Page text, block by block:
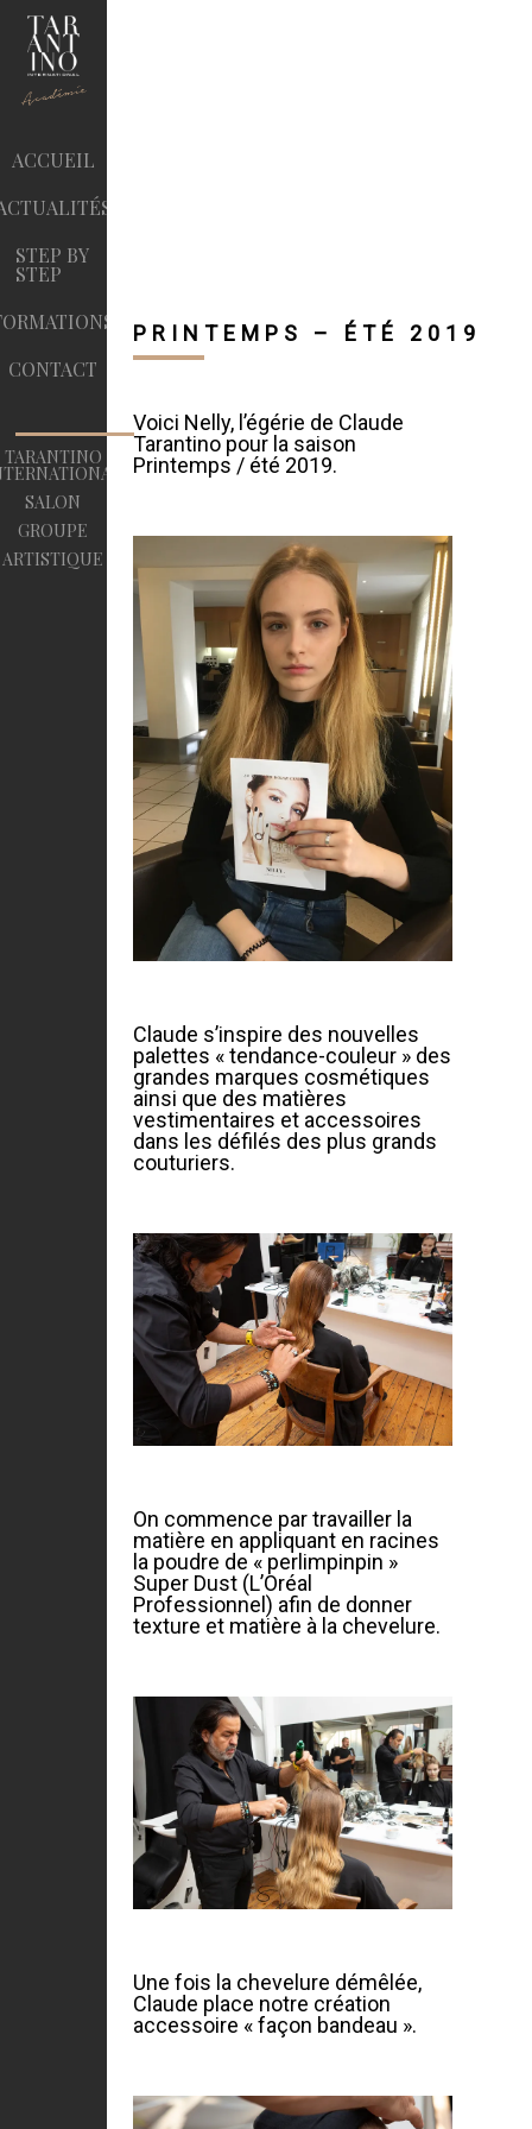
ACCUEIL
STEP BY
STEP
CONTACT
TARANTINO
SALON
GROUPE
ARTISTIQUE
PRINTEMPS – ÉTÉ 2019
Voici Nelly, l’égérie de Claude
Tarantino pour la saison
Printemps / été 2019.
Claude s’inspire des nouvelles
palettes « tendance-couleur » des
grandes marques cosmétiques
ainsi que des matières
vestimentaires et accessoires
dans les défilés des plus grands
couturiers.
On commence par travailler la
matière en appliquant en racines
la poudre de « perlimpinpin »
Super Dust (L’Oréal
Professionnel) afin de donner
texture et matière à la chevelure.
Une fois la chevelure démêlée,
Claude place notre création
accessoire « façon bandeau ».